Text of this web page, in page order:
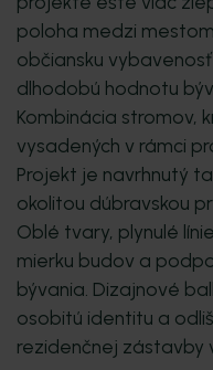
poloha medzi
občiansku
dlhodobú hodnotu
Kombinácia stromov,
vysadených v rámci
Projekt je navrhnutý
okolitou dúbravskou
Oblé tvary, plynulé
mierku budov a
bývania. Dizajnové
osobitú identitu a
rezidenčnej zástavby